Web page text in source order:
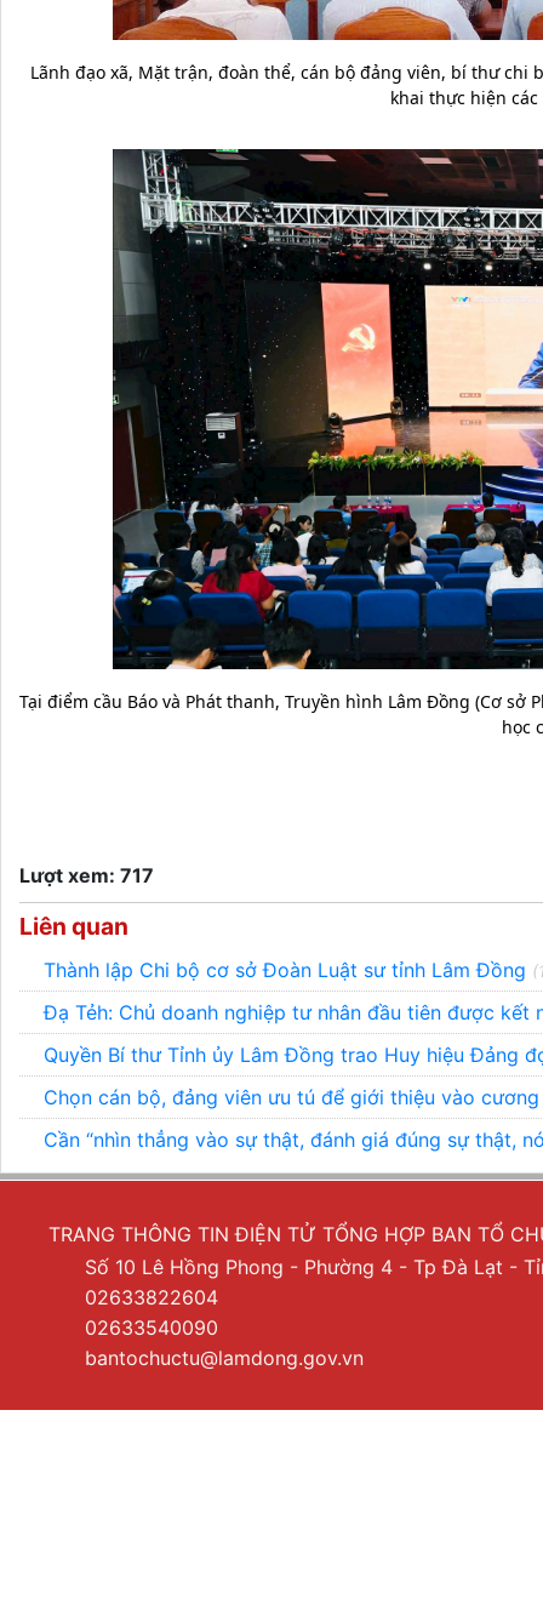
Lãnh đạo xã, Mặt trận, đoàn thể, cán bộ đảng viên, bí thư
khai thực hiện
Tại điểm cầu Báo và Phát thanh, Truyền hình Lâm Đồng (Cơ
học
Lượt xem: 717
Liên quan
Thành lập Chi bộ cơ sở Đoàn Luật sư tỉnh Lâm Đồng
Đạ Tẻh: Chủ doanh nghiệp tư nhân đầu tiên được kết
Quyền Bí thư Tỉnh ủy Lâm Đồng trao Huy hiệu Đảng
Chọn cán bộ, đảng viên ưu tú để giới thiệu vào
Cần “nhìn thẳng vào sự thật, đánh giá đúng sự thật,
TRANG THÔNG TIN ĐIỆN TỬ TỔNG HỢP BAN TỔ
Số 10 Lê Hồng Phong - Phường 4 - Tp Đà Lạt -
02633822604
02633540090
bantochuctu@lamdong.gov.vn